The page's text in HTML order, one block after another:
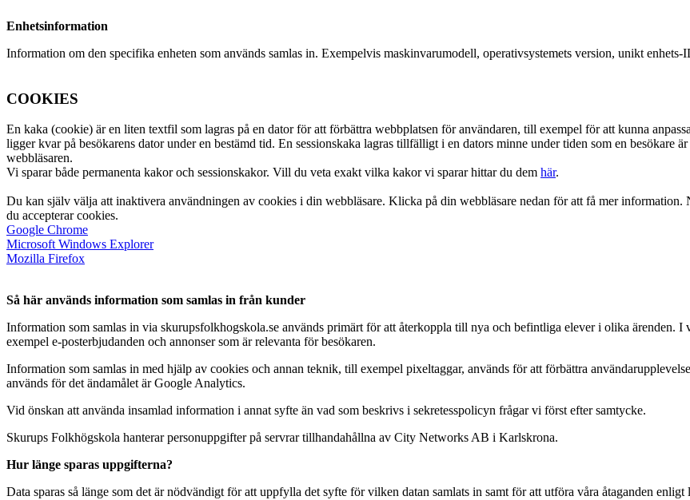
Enhetsinformation
Information om den specifika enheten som används samlas in. Exempelvis maskinvarumodell, operativsystemets version, unikt
COOKIES
En kaka (cookie) är en liten textfil som lagras på en dator för att förbättra webbplatsen för användaren, till exempel för att kunna
ligger kvar på besökarens dator under en bestämd tid. En sessionskaka lagras tillfälligt i en dators minne under tiden som en besökare
webbläsaren.
Vi sparar både permanenta kakor och sessionskakor. Vill du veta exakt vilka kakor vi sparar hittar du dem här.
Du kan själv välja att inaktivera användningen av cookies i din webbläsare. Klicka på din webbläsare nedan för att få mer information.
du accepterar cookies.
Google Chrome
Microsoft Windows Explorer
Mozilla Firefox
Så här används information som samlas in från kunder
Information som samlas in via skurupsfolkhogskola.se används primärt för att återkoppla till nya och befintliga elever i olika ärenden.
exempel e-posterbjudanden och annonser som är relevanta för besökaren.
Information som samlas in med hjälp av cookies och annan teknik, till exempel pixeltaggar, används för att förbättra
används för det ändamålet är Google Analytics.
Vid önskan att använda insamlad information i annat syfte än vad som beskrivs i sekretesspolicyn frågar vi först efter samtycke.
Skurups Folkhögskola hanterar personuppgifter på servrar tillhandahållna av City Networks AB i Karlskrona.
Hur länge sparas uppgifterna?
Data sparas så länge som det är nödvändigt för att uppfylla det syfte för vilken datan samlats in samt för att utföra våra åtaganden